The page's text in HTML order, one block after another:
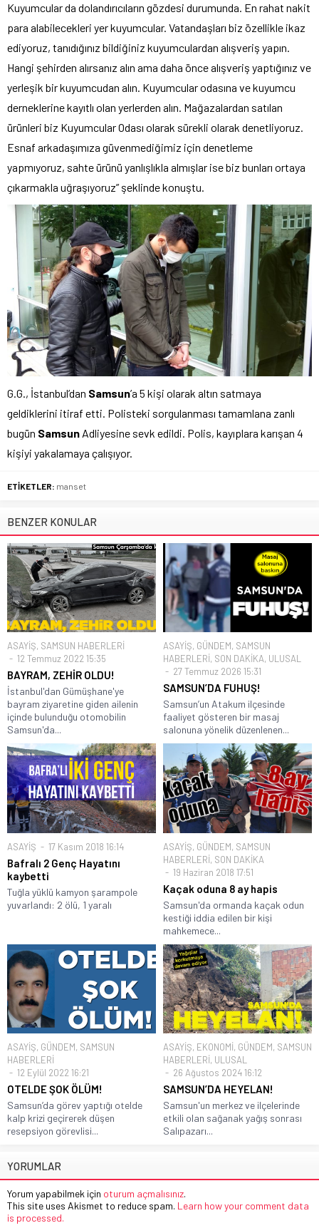
Kuyumcular da dolandırıcıların gözdesi durumunda. En rahat nakit
para alabilecekleri yer kuyumcular. Vatandaşları biz özellikle ikaz
ediyoruz, tanıdığınız bildiğiniz kuyumculardan alışveriş yapın.
Hangi şehirden alırsanız alın ama daha önce alışveriş yaptığınız ve
yerleşik bir kuyumcudan alın. Kuyumcular odasına ve kuyumcu
derneklerine kayıtlı olan yerlerden alın. Mağazalardan satılan
ürünleri biz Kuyumcular Odası olarak sürekli olarak denetliyoruz.
Esnaf arkadaşımıza güvenmediğimiz için denetleme
yapmıyoruz, sahte ürünü yanlışlıkla almışlar ise biz bunları ortaya
çıkarmakla uğraşıyoruz” şeklinde konuştu.
G.G., İstanbul’dan Samsun’a 5 kişi olarak altın satmaya
geldiklerini itiraf etti. Polisteki sorgulanması tamamlana zanlı
bugün Samsun Adliyesine sevk edildi. Polis, kayıplara karışan 4
kişiyi yakalamaya çalışıyor.
ETİKETLER: manset
BENZER KONULAR
ASAYİŞ, SAMSUN HABERLERİ
12 Temmuz 2022 15:35
BAYRAM, ZEHİR OLDU!
İstanbul'dan Gümüşhane'ye
bayram ziyaretine giden ailenin
içinde bulunduğu otomobilin
Samsun'da...
ASAYİŞ, GÜNDEM, SAMSUN
HABERLERİ, SON DAKİKA, ULUSAL
27 Temmuz 2026 15:31
SAMSUN’DA FUHUŞ!
Samsun’un Atakum ilçesinde
faaliyet gösteren bir masaj
salonuna yönelik düzenlenen...
ASAYİŞ 17 Kasım 2018 16:14
Bafralı 2 Genç Hayatını
kaybetti
Tuğla yüklü kamyon şarampole
yuvarlandı: 2 ölü, 1 yaralı
ASAYİŞ, GÜNDEM, SAMSUN
HABERLERİ, SON DAKİKA
19 Haziran 2018 17:51
Kaçak oduna 8 ay hapis
Samsun'da ormanda kaçak odun
kestiği iddia edilen bir kişi
mahkemece...
ASAYİŞ, GÜNDEM, SAMSUN
HABERLERİ
12 Eylül 2022 16:21
OTELDE ŞOK ÖLÜM!
Samsun’da görev yaptığı otelde
kalp krizi geçirerek düşen
resepsiyon görevlisi...
ASAYİŞ, EKONOMİ, GÜNDEM, SAMSUN
HABERLERİ, ULUSAL
26 Ağustos 2024 16:12
SAMSUN’DA HEYELAN!
Samsun'un merkez ve ilçelerinde
etkili olan sağanak yağış sonrası
Salıpazarı...
YORUMLAR
Yorum yapabilmek için oturum açmalısınız.
This site uses Akismet to reduce spam. Learn how your comment data
is processed.